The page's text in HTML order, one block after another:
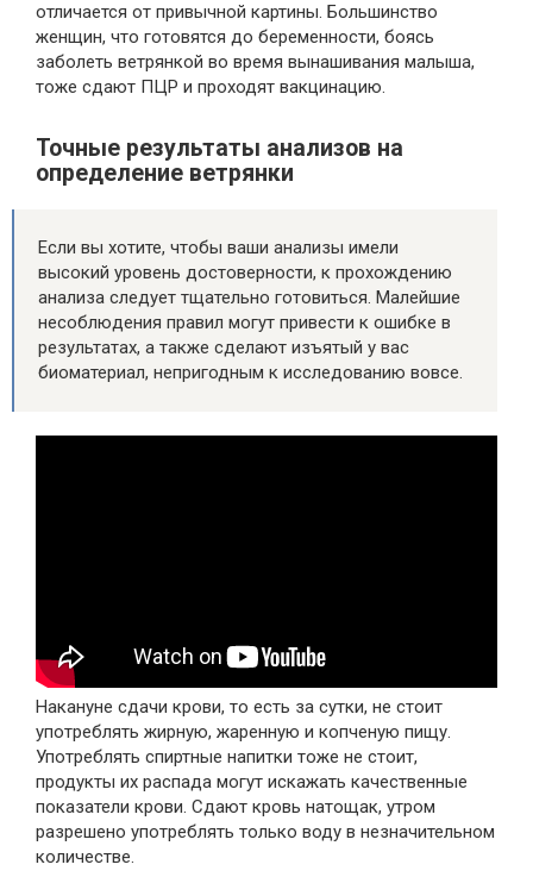
отличается от привычной картины. Большинство
женщин, что готовятся до беременности, боясь
заболеть ветрянкой во время вынашивания малыша,
тоже сдают ПЦР и проходят вакцинацию.
Точные результаты анализов на
определение ветрянки
Если вы хотите, чтобы ваши анализы имели
высокий уровень достоверности, к прохождению
анализа следует тщательно готовиться. Малейшие
несоблюдения правил могут привести к ошибке в
результатах, а также сделают изъятый у вас
биоматериал, непригодным к исследованию вовсе.
Накануне сдачи крови, то есть за сутки, не стоит
употреблять жирную, жаренную и копченую пищу.
Употреблять спиртные напитки тоже не стоит,
продукты их распада могут искажать качественные
показатели крови. Сдают кровь натощак, утром
разрешено употреблять только воду в незначительном
количестве.